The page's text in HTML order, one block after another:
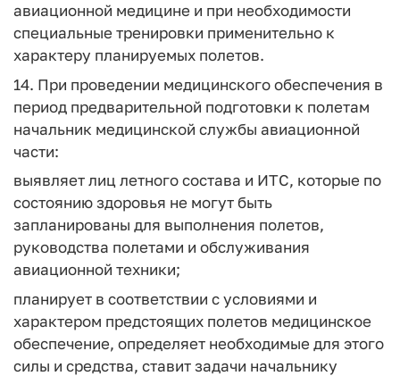
авиационной медицине и при необходимости
специальные тренировки применительно к
характеру планируемых полетов.
14. При проведении медицинского обеспечения в
период предварительной подготовки к полетам
начальник медицинской службы авиационной
части:
выявляет лиц летного состава и ИТС, которые по
состоянию здоровья не могут быть
запланированы для выполнения полетов,
руководства полетами и обслуживания
авиационной техники;
планирует в соответствии с условиями и
характером предстоящих полетов медицинское
обеспечение, определяет необходимые для этого
силы и средства, ставит задачи начальнику